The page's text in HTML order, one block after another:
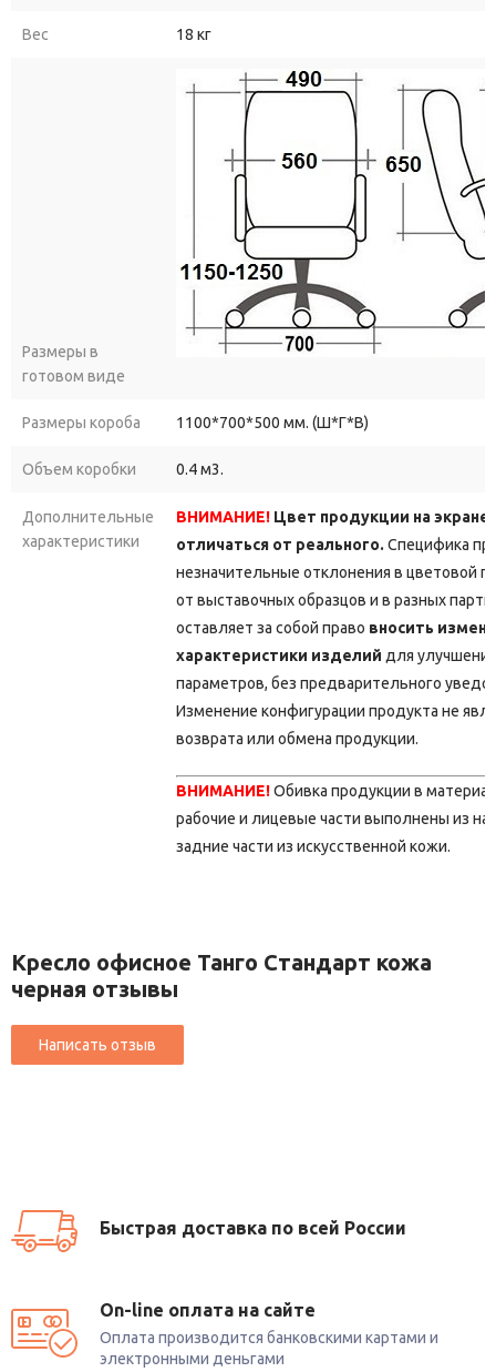
Вес 18 кг
Размеры в
готовом виде
Размеры короба 1100*700*500 мм. (Ш*Г*В)
Объем коробки 0.4 м3.
Дополнительные
характеристики
ВНИМАНИЕ! Цвет продукции на
отличаться от реального. Специфика
незначительные отклонения в цветовой
от выставочных образцов и в разных
оставляет за собой право вносить
характеристики изделий для
параметров, без предварительного
Изменение конфигурации продукта не
возврата или обмена продукции.
ВНИМАНИЕ!Обивка продукции в
рабочие и лицевые части выполнены из
задние части из искусственной кожи.
Кресло офисное Танго Стандарт кожа
черная отзывы
Быстрая доставка по всей России
On-line оплата на сайте
Оплата производится банковскими картами и
электронными деньгами